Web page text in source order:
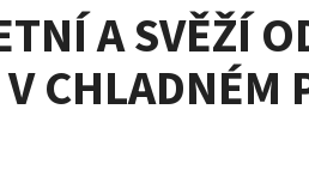
A SVĚŽÍ
CHLADNÉM